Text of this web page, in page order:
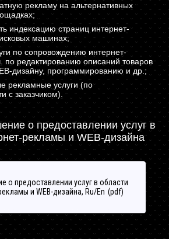
рекламу на альтернативных
индексацию страниц интернет-
машинах;
по сопровождению интернет-
по редактированию описаний товаров
дизайну, программированию и др.;
рекламные услуги (по
с заказчиком).
о предоставлении услуг в
рекламы и WEB-дизайна
о предоставлении услуг в области
и WEB-дизайна, Ru/En